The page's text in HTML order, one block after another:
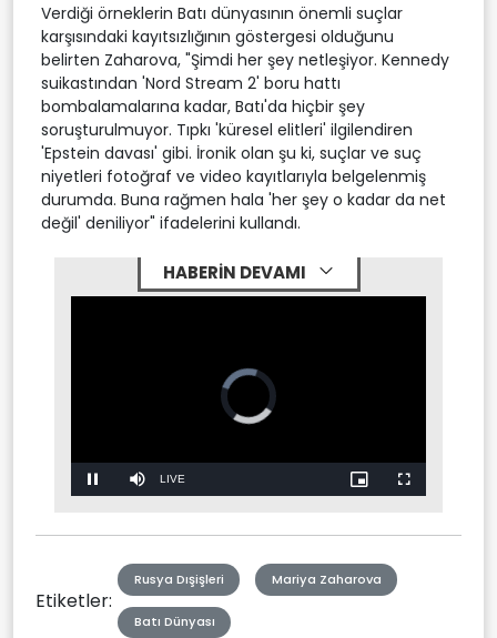
Verdiği örneklerin Batı dünyasının önemli suçlar
karşısındaki kayıtsızlığının göstergesi olduğunu
belirten Zaharova, "Şimdi her şey netleşiyor. Kennedy
suikastından 'Nord Stream 2' boru hattı
bombalamalarına kadar, Batı'da hiçbir şey
soruşturulmuyor. Tıpkı 'küresel elitleri' ilgilendiren
'Epstein davası' gibi. İronik olan şu ki, suçlar ve suç
niyetleri fotoğraf ve video kayıtlarıyla belgelenmiş
durumda. Buna rağmen hala 'her şey o kadar da net
değil' deniliyor" ifadelerini kullandı.
HABERİN DEVAMI
Video
Player
is
loading.
Pause Mute Stream
LIVE
Picture-
in-
Fullscreen
Etiketler:
Rusya Dışişleri Mariya Zaharova
Batı Dünyası